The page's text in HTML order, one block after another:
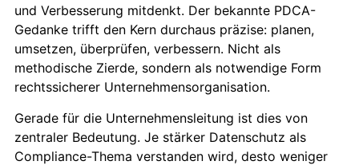
und Verbesserung mitdenkt. Der bekannte PDCA-
Gedanke trifft den Kern durchaus präzise: planen,
umsetzen, überprüfen, verbessern. Nicht als
methodische Zierde, sondern als notwendige Form
rechtssicherer Unternehmensorganisation.
Gerade für die Unternehmensleitung ist dies von
zentraler Bedeutung. Je stärker Datenschutz als
Compliance-Thema verstanden wird, desto weniger